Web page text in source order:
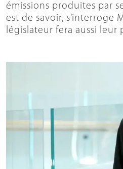
émissions produites par
est de savoir, s’interroge
législateur fera aussi